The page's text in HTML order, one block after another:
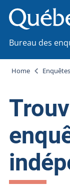
Bureau des
Home Enquêtes